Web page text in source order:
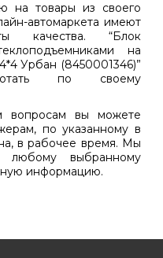
на товары из своего
автомаркета имеют
качества. “Блок
на
Урбан (8450001346)”
по своему
вопросам вы можете
по указанному в
в рабочее время. Мы
любому выбранному
информацию.